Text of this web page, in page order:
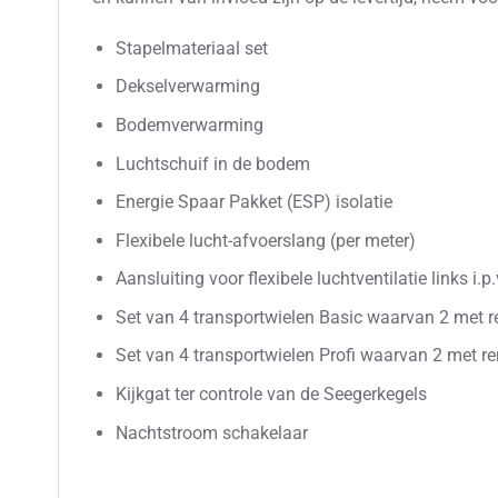
Stapelmateriaal set
Dekselverwarming
Bodemverwarming
Luchtschuif in de bodem
Energie Spaar Pakket (ESP) isolatie
Flexibele lucht-afvoerslang (per meter)
Aansluiting voor flexibele luchtventilatie links
Set van 4 transportwielen Basic waarvan 2 met
Set van 4 transportwielen Profi waarvan 2 met
Kijkgat ter controle van de Seegerkegels
Nachtstroom schakelaar